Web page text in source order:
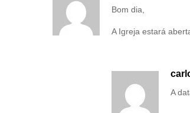
Bom dia,
A Igreja estará
A